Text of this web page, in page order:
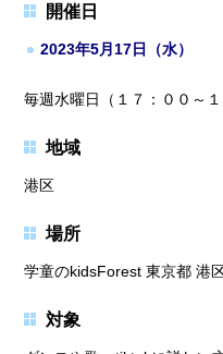
開催日
2023年5月17日（水）
毎週水曜日（１７：００～１
地域
港区
場所
学童のkidsForest 東京都 港
対象